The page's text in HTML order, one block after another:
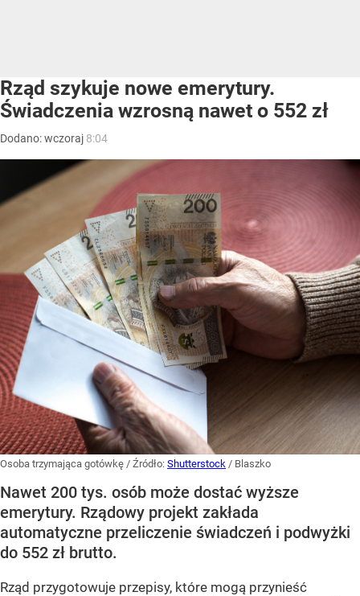
Rząd szykuje nowe emerytury.
Świadczenia wzrosną nawet o 552 zł
Dodano:wczoraj 8:04
Osoba trzymająca gotówkę / Źródło: Shutterstock / Blaszko
Nawet 200 tys. osób może dostać wyższe
emerytury. Rządowy projekt zakłada
automatyczne przeliczenie świadczeń i podwyżki
do 552 zł brutto.
Rząd przygotowuje przepisy, które mogą przynieść